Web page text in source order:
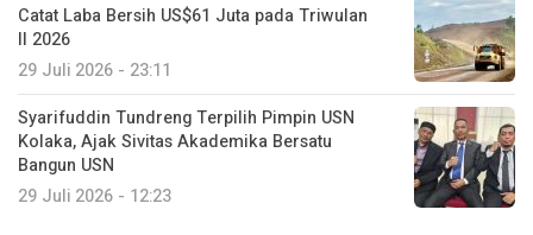
Catat Laba Bersih US$61 Juta pada Triwulan
II 2026
29 Juli 2026 - 23:11
Syarifuddin Tundreng Terpilih Pimpin USN
Kolaka, Ajak Sivitas Akademika Bersatu
Bangun USN
29 Juli 2026 - 12:23